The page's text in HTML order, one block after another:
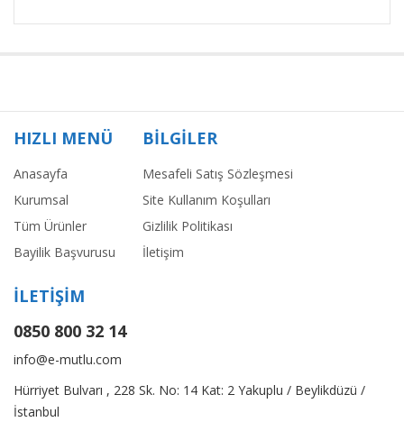
HIZLI MENÜ
Anasayfa
Kurumsal
Tüm Ürünler
Bayilik Başvurusu
BİLGİLER
Mesafeli Satış Sözleşmesi
Site Kullanım Koşulları
Gizlilik Politikası
İletişim
İLETİŞİM
0850 800 32 14
info@e-mutlu.com
Hürriyet Bulvarı , 228 Sk. No: 14 Kat: 2 Yakuplu / Beylikdüzü /
İstanbul